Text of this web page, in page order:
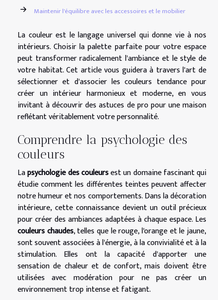
Maintenir l'équilibre avec les accessoires et le mobilier
La couleur est le langage universel qui donne vie à nos
intérieurs. Choisir la palette parfaite pour votre espace
peut transformer radicalement l'ambiance et le style de
votre habitat. Cet article vous guidera à travers l'art de
sélectionner et d'associer les couleurs tendance pour
créer un intérieur harmonieux et moderne, en vous
invitant à découvrir des astuces de pro pour une maison
reflétant véritablement votre personnalité.
Comprendre la psychologie des
couleurs
Lapsychologie des couleursest un domaine fascinant qui
étudie comment les différentes teintes peuvent affecter
notre humeur et nos comportements. Dans la décoration
intérieure, cette connaissance devient un outil précieux
pour créer des ambiances adaptées à chaque espace. Les
couleurs chaudes, telles que le rouge, l'orange et le jaune,
sont souvent associées à l'énergie, à la convivialité et à la
stimulation. Elles ont la capacité d'apporter une
sensation de chaleur et de confort, mais doivent être
utilisées avec modération pour ne pas créer un
environnement trop intense et fatigant.